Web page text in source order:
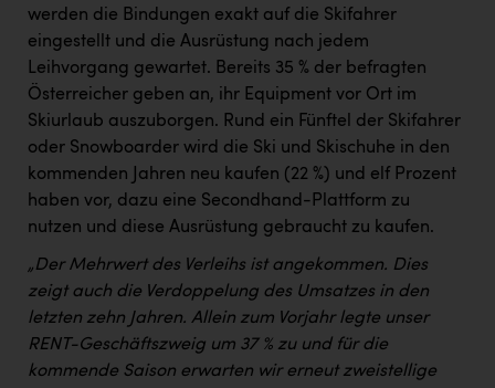
werden die Bindungen exakt auf die Skifahrer
eingestellt und die Ausrüstung nach jedem
Leihvorgang gewartet. Bereits 35 % der befragten
Österreicher geben an, ihr Equipment vor Ort im
Skiurlaub auszuborgen. Rund ein Fünftel der Skifahrer
oder Snowboarder wird die Ski und Skischuhe in den
kommenden Jahren neu kaufen (22 %) und elf Prozent
haben vor, dazu eine Secondhand-Plattform zu
nutzen und diese Ausrüstung gebraucht zu kaufen.
„Der Mehrwert des Verleihs ist angekommen. Dies
zeigt auch die Verdoppelung des Umsatzes in den
letzten zehn Jahren. Allein zum Vorjahr legte unser
RENT-Geschäftszweig um 37 % zu und für die
kommende Saison erwarten wir erneut zweistellige